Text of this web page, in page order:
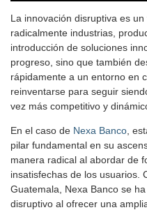
La innovación disruptiva es
radicalmente industrias,
introducción de soluciones
progreso, sino que también
rápidamente a un entorno en
reinventarse para seguir
vez más competitivo y
En el caso de Nexa Banco ,
pilar fundamental en su
manera radical al abordar de
insatisfechas de los usuarios.
Guatemala, Nexa Banco se
disruptivo al ofrecer una